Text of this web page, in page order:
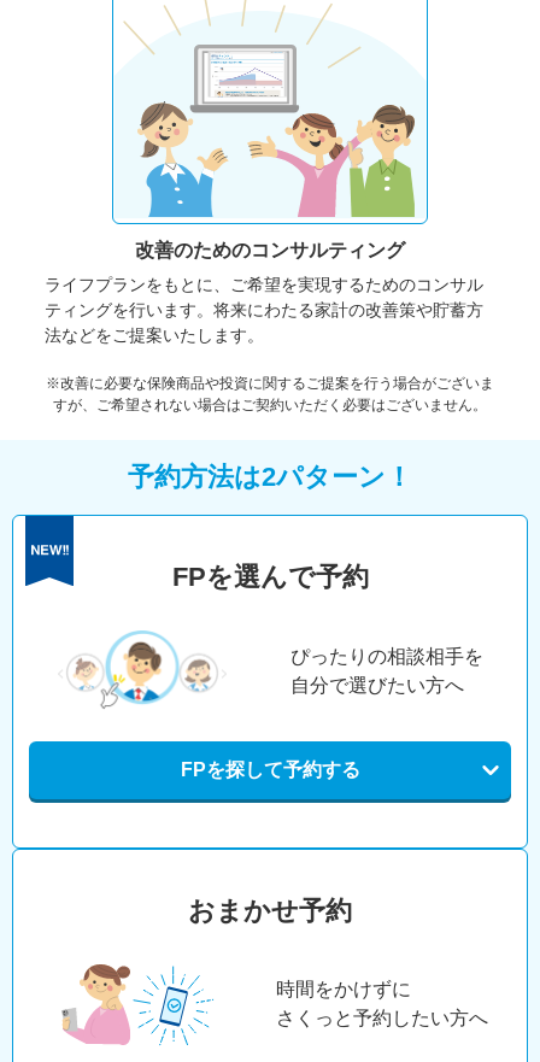
改善のためのコンサルティング
ライフプランをもとに、ご希望を実現するためのコンサル
ティングを行います。将来にわたる家計の改善策や貯蓄方
法などをご提案いたします。
※改善に必要な保険商品や投資に関するご提案を行う場合がございま
すが、ご希望されない場合はご契約いただく必要はございません。
予約方法は2パターン！
FPを選んで予約
ぴったりの相談相手を
自分で選びたい方へ
FPを探して予約する
おまかせ予約
時間をかけずに
さくっと予約したい方へ